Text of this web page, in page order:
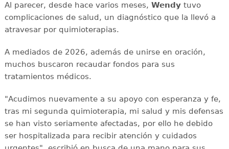
Al parecer, desde hace varios meses, Wendytuvo
complicaciones de salud, un diagnóstico que la llevó a
atravesar por quimioterapias.
A mediados de 2026, además de unirse en oración,
muchos buscaron recaudar fondos para sus
tratamientos médicos.
"Acudimos nuevamente a su apoyo con esperanza y fe,
tras mi segunda quimioterapia, mi salud y mis defensas
se han visto seriamente afectadas, por ello he debido
ser hospitalizada para recibir atención y cuidados